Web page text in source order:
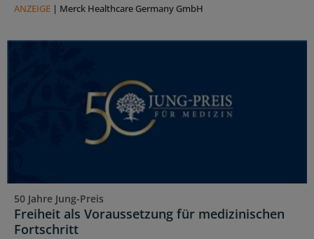
ANZEIGE | Merck Healthcare Germany GmbH
50 Jahre Jung-Preis
Freiheit als Voraussetzung für medizinischen
Fortschritt